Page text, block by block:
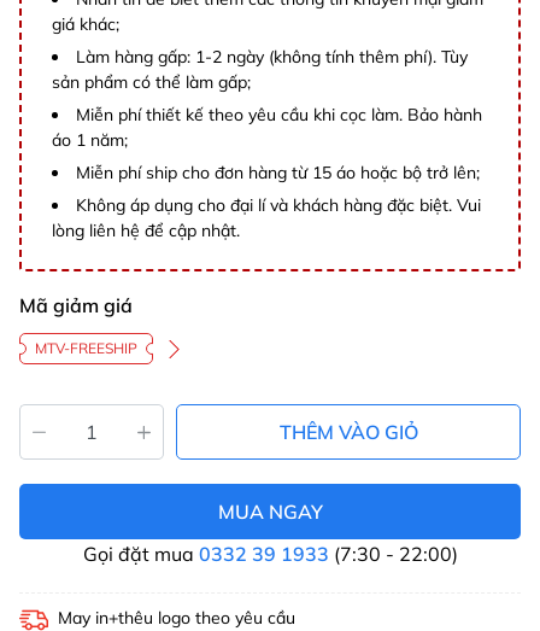
giá khác;
Làm hàng gấp: 1-2 ngày (không tính thêm phí). Tùy
sản phẩm có thể làm gấp;
Miễn phí thiết kế theo yêu cầu khi cọc làm. Bảo hành
áo 1 năm;
Miễn phí ship cho đơn hàng từ 15 áo hoặc bộ trở lên;
Không áp dụng cho đại lí và khách hàng đặc biệt. Vui
lòng liên hệ để cập nhật.
Mã giảm giá
MTV-FREESHIP
THÊM VÀO GIỎ
MUA NGAY
Gọi đặt mua 0332 39 1933 (7:30 - 22:00)
May in+thêu logo theo yêu cầu